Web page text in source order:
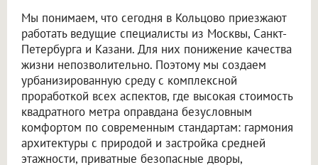
Мы понимаем, что сегодня в Кольцово приезжают
работать ведущие специалисты из Москвы, Санкт-
Петербурга и Казани. Для них понижение качества
жизни непозволительно. Поэтому мы создаем
урбанизированную среду с комплексной
проработкой всех аспектов, где высокая стоимость
квадратного метра оправдана безусловным
комфортом по современным стандартам: гармония
архитектуры с природой и застройка средней
этажности, приватные безопасные дворы,